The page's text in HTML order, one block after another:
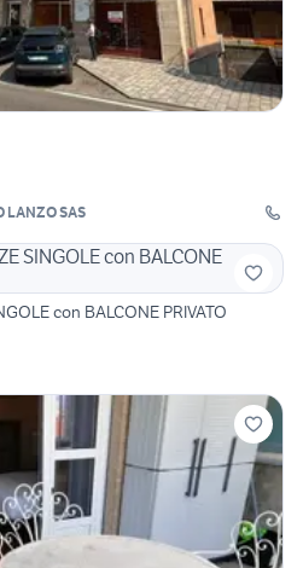
LANZO SAS
con BALCONE PRIVATO